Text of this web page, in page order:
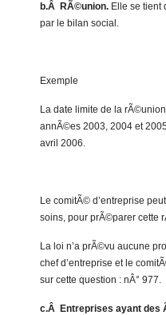
b.Â RÃ©union. Elle se tient
par le bilan social.
Exemple
La date limite de la
annÃ©es 2003, 2004 et
avril 2006.
Le comitÃ© d’entreprise
soins, pour prÃ©parer cette
La loi n’a prÃ©vu aucune
chef d’entreprise et le
sur cette question : nÂ° 977.
c.Â Entreprises ayant des